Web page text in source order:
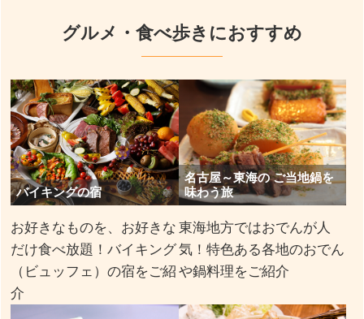
グルメ・食べ歩きにおすすめ
バイキングの宿
お好きなものを、お好きな
だけ食べ放題！バイキング
（ビュッフェ）の宿をご紹
介
名古屋～東海の ご当地鍋を
味わう旅
東海地方ではおでんが人
気！特色ある各地のおでん
や鍋料理をご紹介